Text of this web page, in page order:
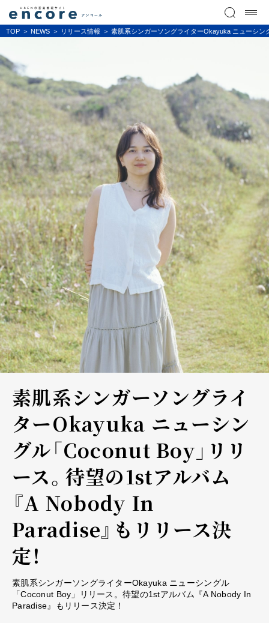
TOP NEWS リリース情報 素肌系シンガーソングライターOkayuka ニューシ
素肌系シンガーソングライ
ターOkayuka ニューシン
グル「Coconut Boy」リリ
ース。待望の1stアルバム
『A Nobody In
Paradise』もリリース決
定！
素肌系シンガーソングライターOkayuka ニューシングル
「Coconut Boy」リリース。待望の1stアルバム『A Nobody In
Paradise』もリリース決定！